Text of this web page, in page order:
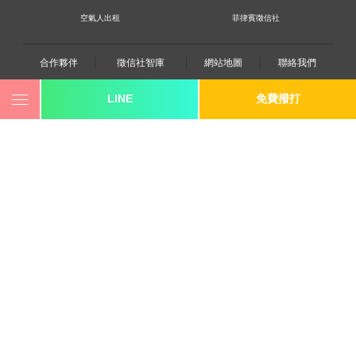
LINE 免費撥打
空氣人出租 菲律賓徵信社
合作夥伴 徵信社智庫 網站地圖 聯絡我們
0800-250-555 revote990109@gmail.com
youtube twitter facebook line